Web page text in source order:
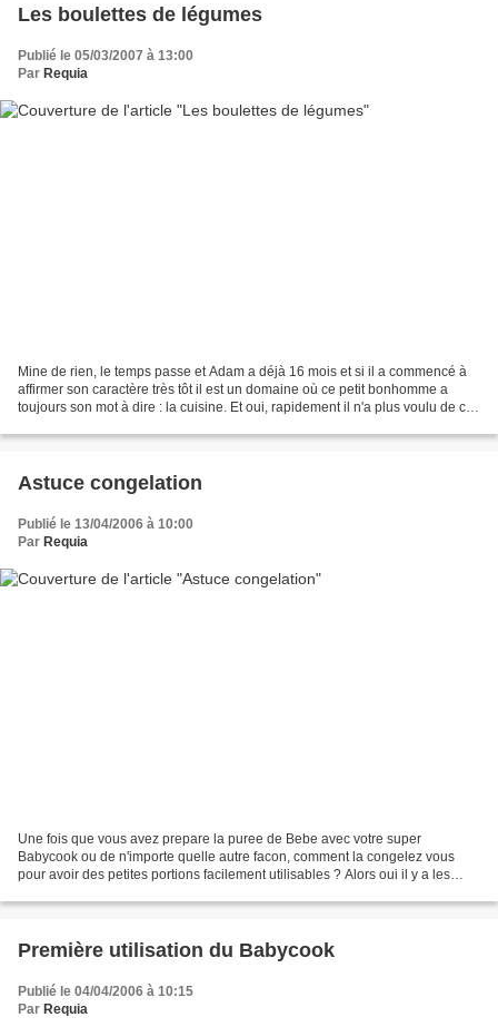
Les boulettes de légumes
Publié le 05/03/2007 à 13:00
Par Requia
Mine de rien, le temps passe et Adam a déjà 16 mois et si il a commencé à
affirmer son caractère très tôt il est un domaine où ce petit bonhomme a
toujours son mot à dire : la cuisine. Et oui, rapidement il n'a plus voulu de ces
Astuce congelation
Publié le 13/04/2006 à 10:00
Par Requia
Une fois que vous avez prepare la puree de Bebe avec votre super
Babycook ou de n'importe quelle autre facon, comment la congelez vous
pour avoir des petites portions facilement utilisables ? Alors oui il y a les
Première utilisation du Babycook
Publié le 04/04/2006 à 10:15
Par Requia